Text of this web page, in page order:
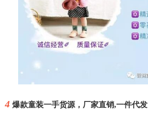
4 爆款童装一手货源，厂家直销,一件代发